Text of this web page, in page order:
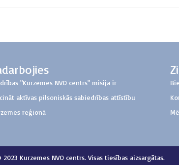
"Kurzemes NVO centrs" misija ir
aktīvas pilsoniskās sabiedrības attīstību
reģionā
2023 Kurzemes NVO centrs. Visas tiesības aizsargātas.